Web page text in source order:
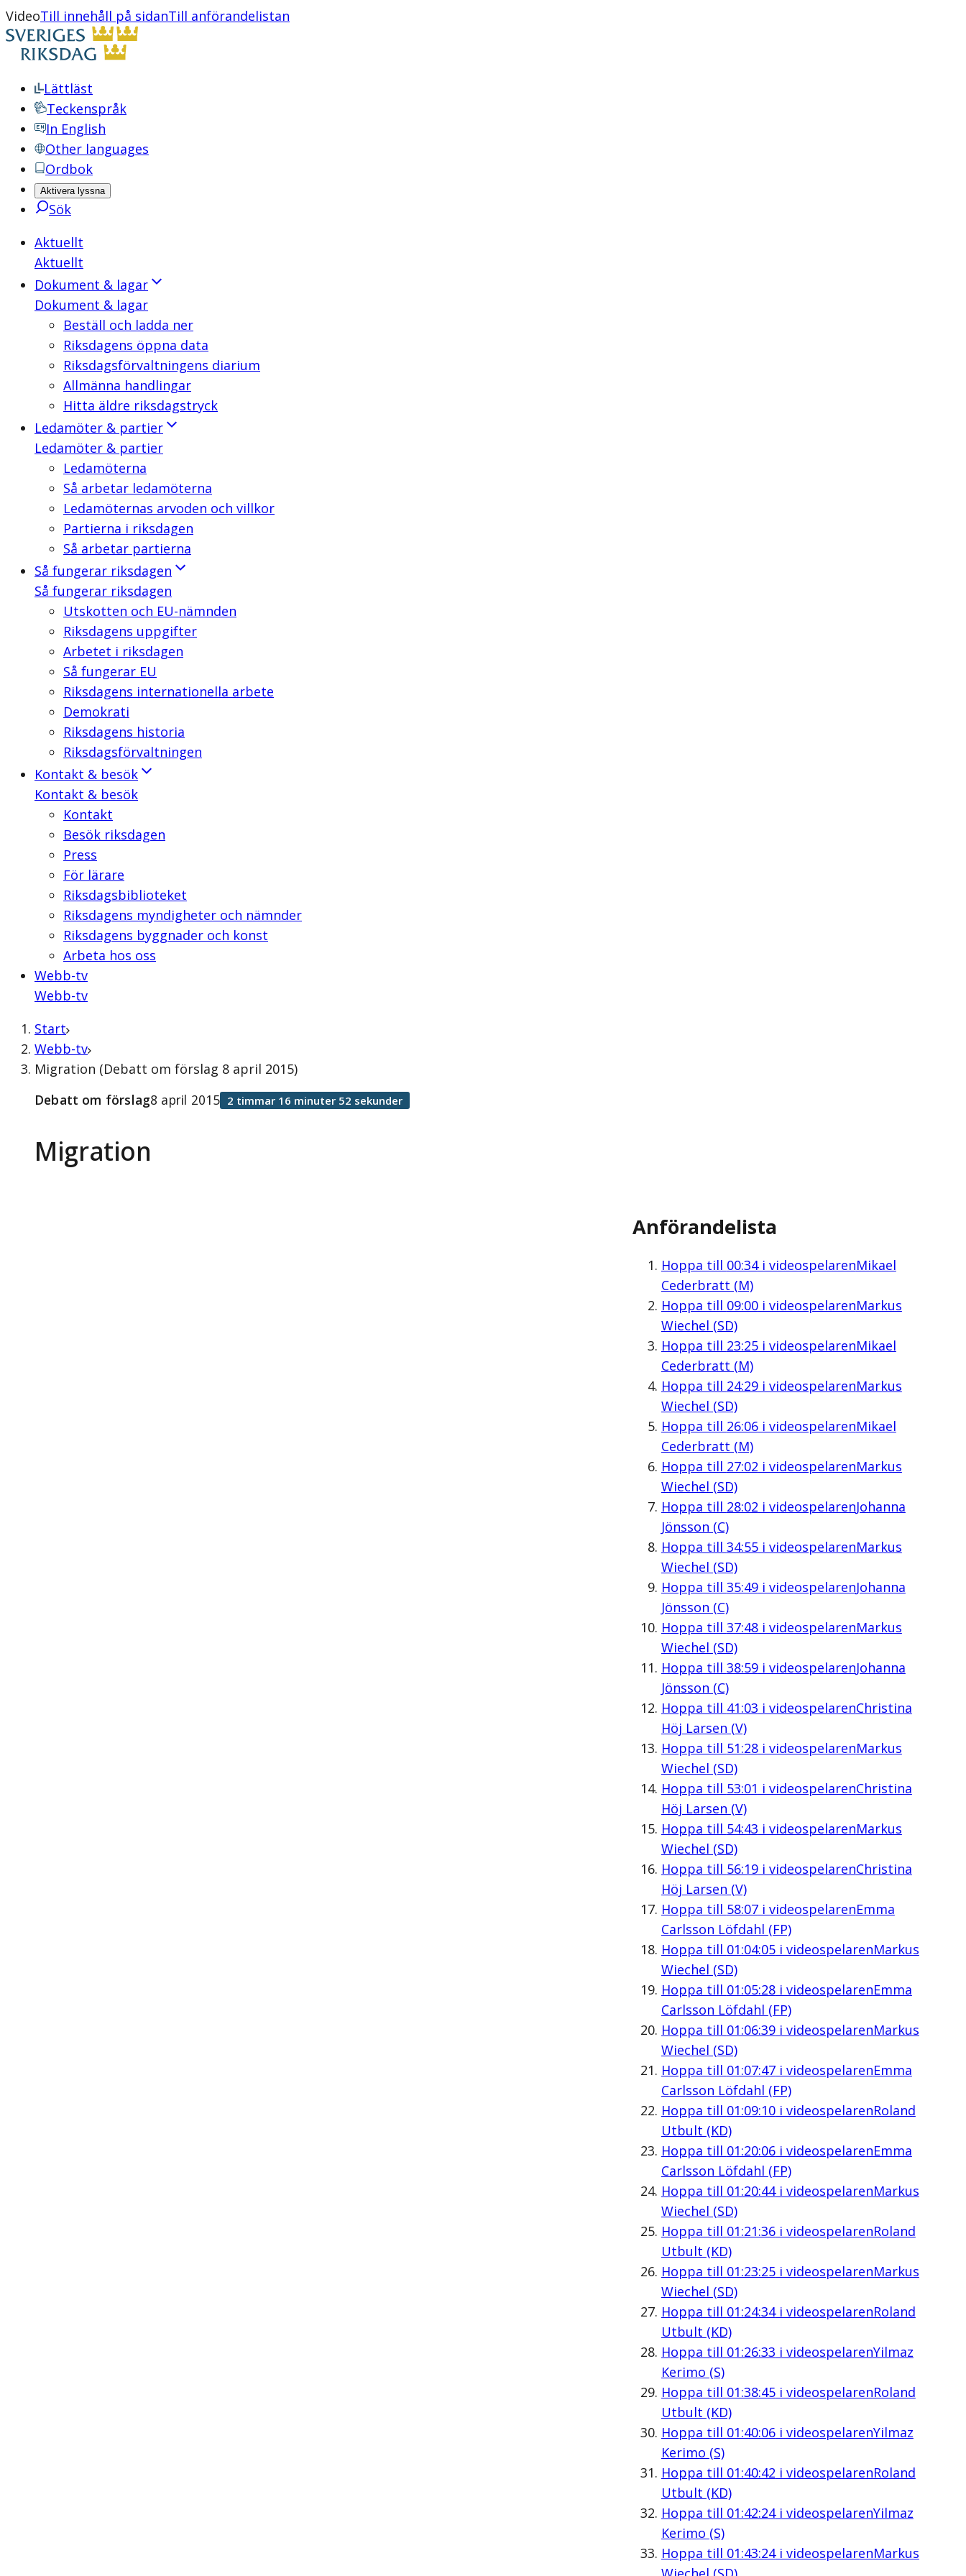
VideoTill innehåll på sidanTill anförandelistan
Lättläst
Teckenspråk
In English
Other languages
Ordbok
Aktivera lyssna
Sök
Aktuellt
Aktuellt
Dokument & lagar
Dokument & lagar
Beställ och ladda ner
Riksdagens öppna data
Riksdagsförvaltningens diarium
Allmänna handlingar
Hitta äldre riksdagstryck
Ledamöter & partier
Ledamöter & partier
Ledamöterna
Så arbetar ledamöterna
Ledamöternas arvoden och villkor
Partierna i riksdagen
Så arbetar partierna
Så fungerar riksdagen
Så fungerar riksdagen
Utskotten och EU-nämnden
Riksdagens uppgifter
Arbetet i riksdagen
Så fungerar EU
Riksdagens internationella arbete
Demokrati
Riksdagens historia
Riksdagsförvaltningen
Kontakt & besök
Kontakt & besök
Kontakt
Besök riksdagen
Press
För lärare
Riksdagsbiblioteket
Riksdagens myndigheter och nämnder
Riksdagens byggnader och konst
Arbeta hos oss
Webb-tv
Webb-tv
Start
Webb-tv
Migration (Debatt om förslag 8 april 2015)
Migration
Debatt om förslag8 april 2015 2 timmar 16 minuter 52 sekunder
Anförandelista
Hoppa till 00:34i videospelarenMikael
Cederbratt (M)
Hoppa till 09:00i videospelarenMarkus
Wiechel (SD)
Hoppa till 23:25i videospelarenMikael
Cederbratt (M)
Hoppa till 24:29i videospelarenMarkus
Wiechel (SD)
Hoppa till 26:06i videospelarenMikael
Cederbratt (M)
Hoppa till 27:02 i videospelarenMarkus
Wiechel (SD)
Hoppa till 28:02 i videospelarenJohanna
Jönsson (C)
Hoppa till 34:55i videospelarenMarkus
Wiechel (SD)
Hoppa till 35:49i videospelarenJohanna
Jönsson (C)
Hoppa till 37:48i videospelarenMarkus
Wiechel (SD)
Hoppa till 38:59i videospelarenJohanna
Jönsson (C)
Hoppa till 41:03 i videospelarenChristina
Höj Larsen (V)
Hoppa till 51:28i videospelarenMarkus
Wiechel (SD)
Hoppa till 53:01 i videospelarenChristina
Höj Larsen (V)
Hoppa till 54:43 i videospelarenMarkus
Wiechel (SD)
Hoppa till 56:19i videospelarenChristina
Höj Larsen (V)
Hoppa till 58:07i videospelarenEmma
Carlsson Löfdahl (FP)
Hoppa till 01:04:05i videospelarenMarkus
Wiechel (SD)
Hoppa till 01:05:28i videospelarenEmma
Carlsson Löfdahl (FP)
Hoppa till 01:06:39i videospelarenMarkus
Wiechel (SD)
Hoppa till 01:07:47i videospelarenEmma
Carlsson Löfdahl (FP)
Hoppa till 01:09:10i videospelarenRoland
Utbult (KD)
Hoppa till 01:20:06i videospelarenEmma
Carlsson Löfdahl (FP)
Hoppa till 01:20:44i videospelarenMarkus
Wiechel (SD)
Hoppa till 01:21:36i videospelarenRoland
Utbult (KD)
Hoppa till 01:23:25i videospelarenMarkus
Wiechel (SD)
Hoppa till 01:24:34i videospelarenRoland
Utbult (KD)
Hoppa till 01:26:33 i videospelarenYilmaz
Kerimo (S)
Hoppa till 01:38:45i videospelarenRoland
Utbult (KD)
Hoppa till 01:40:06i videospelarenYilmaz
Kerimo (S)
Hoppa till 01:40:42 i videospelarenRoland
Utbult (KD)
Hoppa till 01:42:24i videospelarenYilmaz
Kerimo (S)
Hoppa till 01:43:24i videospelarenMarkus